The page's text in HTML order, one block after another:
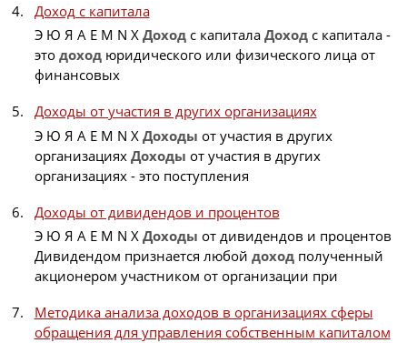
Доход с капитала
Э Ю Я A E M N X Доходс капитала Доходс капитала -
это доходюридического или физического лица от
финансовых
Доходы от участия в других организациях
Э Ю Я A E M N X Доходы от участия в других
организациях Доходы от участия в других
организациях - это поступления
Доходы от дивидендов и процентов
Э Ю Я A E M N X Доходы от дивидендов и процентов
Дивидендом признается любой доходполученный
акционером участником от организации при
Методика анализа доходов в организациях сферы
обращения для управления собственным капиталом